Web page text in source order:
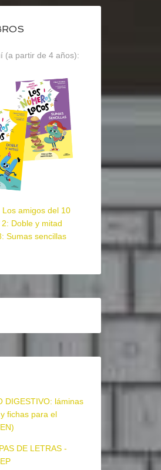
(a partir de 4 años):
amigos del 10
Doble y mitad
Sumas sencillas
DIGESTIVO: láminas
fichas para el
DE LETRAS -